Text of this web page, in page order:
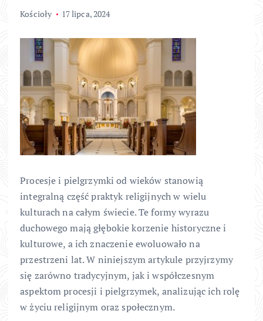
Kościoły 17 lipca, 2024
Procesje i pielgrzymki od wieków stanowią
integralną część praktyk religijnych w wielu
kulturach na całym świecie. Te formy wyrazu
duchowego mają głębokie korzenie historyczne i
kulturowe, a ich znaczenie ewoluowało na
przestrzeni lat. W niniejszym artykule przyjrzymy
się zarówno tradycyjnym, jak i współczesnym
aspektom procesji i pielgrzymek, analizując ich rolę
w życiu religijnym oraz społecznym.